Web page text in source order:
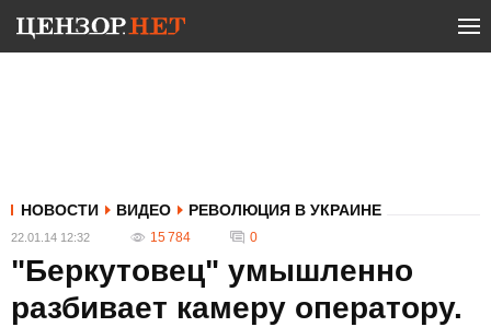
НОВОСТИ ВИДЕО РЕВОЛЮЦИЯ В УКРАИНЕ
22.01.14 12:32 15 784 0
"Беркутовец" умышленно
разбивает камеру оператору.